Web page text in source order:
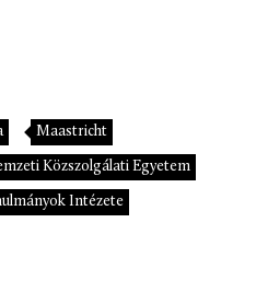
Maastricht
Közszolgálati Egyetem
Intézete